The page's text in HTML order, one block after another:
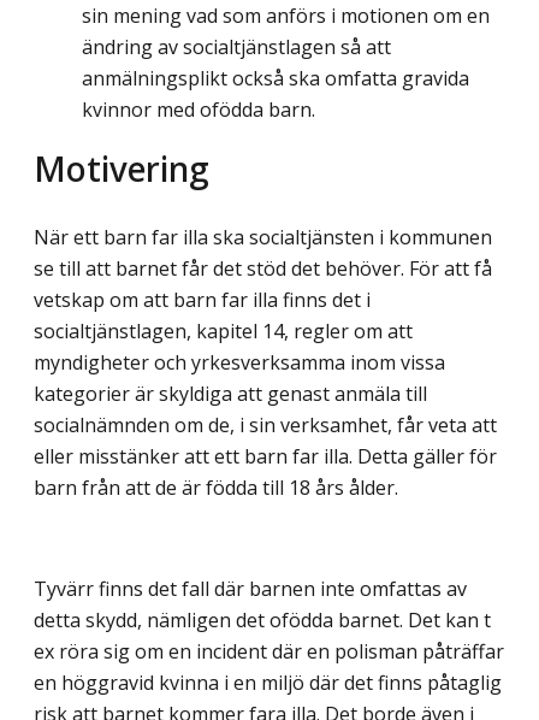
sin mening vad som anförs i motionen om en
ändring av socialtjänstlagen så att
anmälningsplikt också ska omfatta gravida
kvinnor med ofödda barn.
Motivering
När ett barn far illa ska socialtjänsten i kommunen
se till att barnet får det stöd det behöver. För att få
vetskap om att barn far illa finns det i
socialtjänstlagen, kapitel 14, regler om att
myndigheter och yrkesverksamma inom vissa
kategorier är skyldiga att genast anmäla till
socialnämnden om de, i sin verksamhet, får veta att
eller misstänker att ett barn far illa. Detta gäller för
barn från att de är födda till 18 års ålder.
Tyvärr finns det fall där barnen inte omfattas av
detta skydd, nämligen det ofödda barnet. Det kan t
ex röra sig om en incident där en polisman påträffar
en höggravid kvinna i en miljö där det finns påtaglig
risk att barnet kommer fara illa. Det borde även i